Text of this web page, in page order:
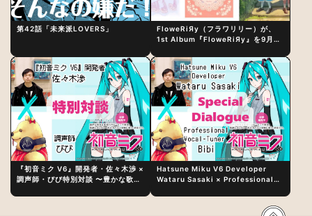
第42話「未来派LOVERS」
FloweRiЯy（フラワリリー）が、
1st Album『FloweRiЯy』を9月23
『初音ミク V6』開発者・佐々木渉 ×
調声師・びび特別対談 〜豊かな歌声
Hatsune Miku V6 Developer
Wataru Sasaki × Professional
Vocal Expression Lies in “Love